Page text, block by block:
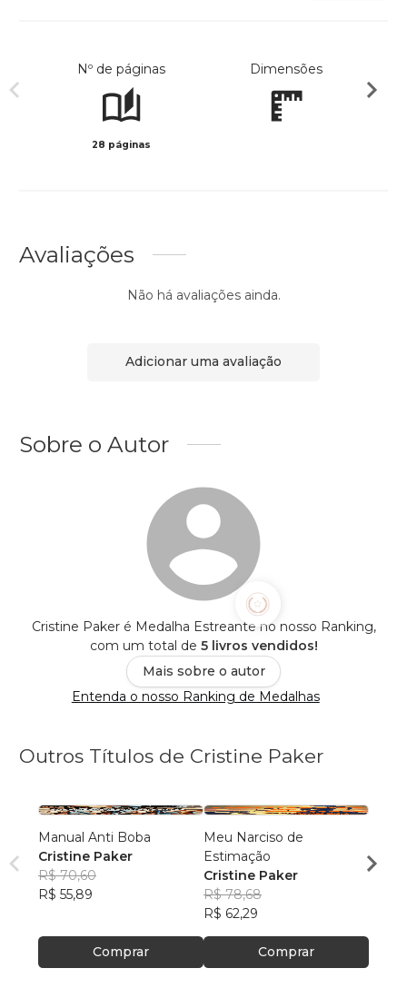
Nº de páginas
28 páginas
Dimensões
Avaliações
Não há avaliações ainda.
Adicionar uma avaliação
Sobre o Autor
Cristine Paker é Medalha Estreante no nosso Ranking,
com um total de 5 livros vendidos!
Mais sobre o autor
Entenda o nosso Ranking de Medalhas
Outros Títulos de Cristine Paker
Manual Anti Boba
Cristine Paker
R$ 70,60
R$ 55,89
Comprar
Meu Narciso de
Estimação
Cristine Paker
R$ 78,68
R$ 62,29
Comprar